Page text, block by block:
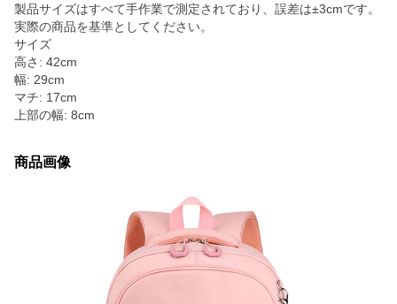
製品サイズはすべて手作業で測定されており、誤差は±3cmです。
実際の商品を基準としてください。
サイズ
高さ: 42cm
幅: 29cm
マチ: 17cm
上部の幅: 8cm
商品画像